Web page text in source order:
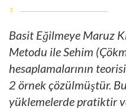
Basit Eğilmeye Maruz
Metodu ile Sehim
hesaplamalarının
2 örnek çözülmüştür.
yüklemelerde pratiktir